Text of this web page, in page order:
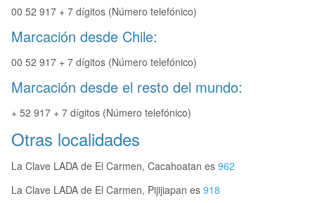
00 52 917 + 7 dígitos (Número telefónico)
Marcación desde Chile:
00 52 917 + 7 dígitos (Número telefónico)
Marcación desde el resto del mundo:
+ 52 917 + 7 dígitos (Número telefónico)
Otras localidades
La Clave LADA de El Carmen, Cacahoatan es 962
La Clave LADA de El Carmen, Pijijiapan es 918